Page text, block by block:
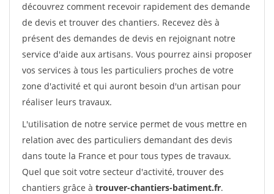
découvrez comment recevoir rapidement des demande
de devis et trouver des chantiers. Recevez dès à
présent des demandes de devis en rejoignant notre
service d'aide aux artisans. Vous pourrez ainsi proposer
vos services à tous les particuliers proches de votre
zone d'activité et qui auront besoin d'un artisan pour
réaliser leurs travaux.
L'utilisation de notre service permet de vous mettre en
relation avec des particuliers demandant des devis
dans toute la France et pour tous types de travaux.
Quel que soit votre secteur d'activité, trouver des
chantiers grâce à trouver-chantiers-batiment.fr.